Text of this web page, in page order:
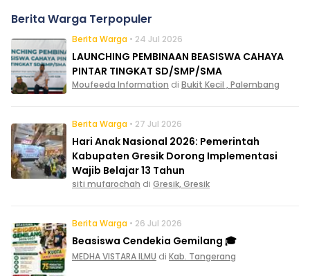
Berita Warga Terpopuler
Berita Warga • 24 Jul 2026
LAUNCHING PEMBINAAN BEASISWA CAHAYA
PINTAR TINGKAT SD/SMP/SMA
Moufeeda Information di Bukit Kecil , Palembang
Berita Warga • 27 Jul 2026
Hari Anak Nasional 2026: Pemerintah
Kabupaten Gresik Dorong Implementasi
Wajib Belajar 13 Tahun
siti mufarochah di Gresik, Gresik
Berita Warga • 26 Jul 2026
Beasiswa Cendekia Gemilang 🎓
MEDHA VISTARA ILMU di Kab. Tangerang